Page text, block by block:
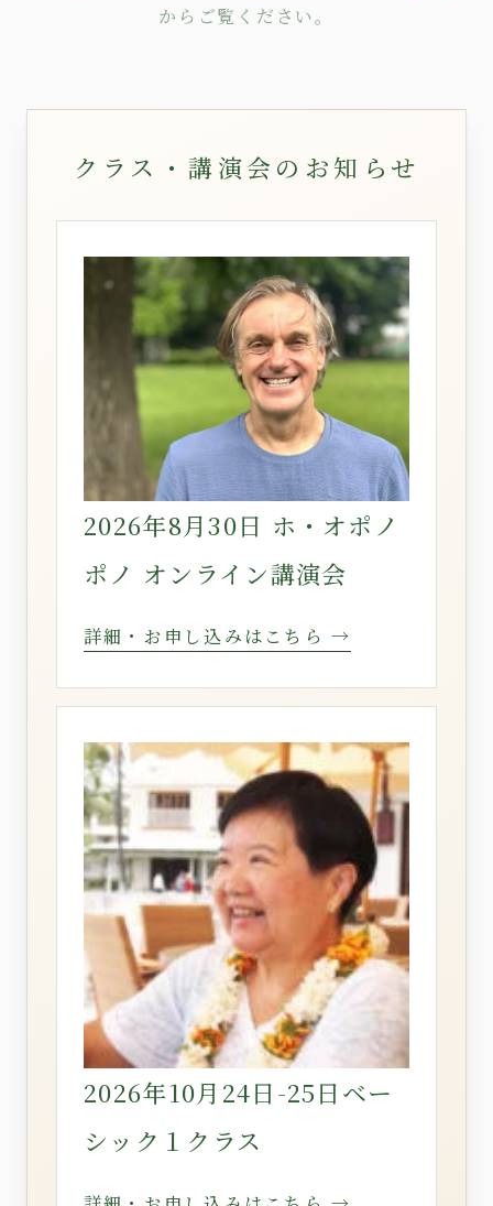
からご覧ください。
クラス・講演会のお知らせ
2026年8月30日 ホ・オポノ
ポノ オンライン講演会
詳細・お申し込みはこちら →
2026年10月24日-25日ベー
シック１クラス